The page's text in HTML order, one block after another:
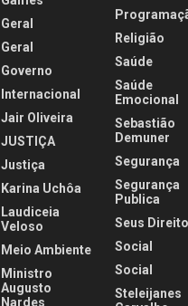
Geral
Geral
Governo
Internacional
Jair Oliveira
JUSTIÇA
Justiça
Karina Uchôa
Laudiceia
Veloso
Meio Ambiente
Ministro
Augusto
Nardes
Religião
Saúde
Saúde
Emocional
Sebastião
Demuner
Segurança
Segurança
Publica
Seus
Social
Social
Steleijanes